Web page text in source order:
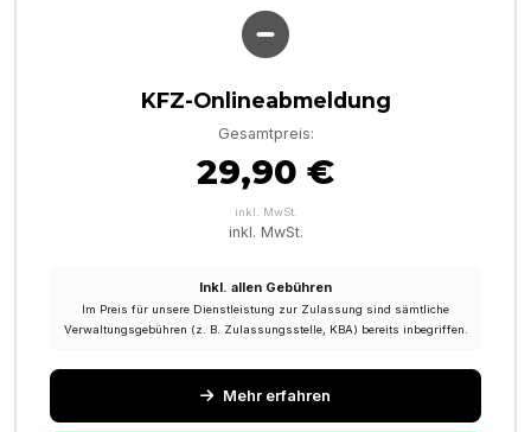
KFZ-Onlineabmeldung
Gesamtpreis:
29,90 €
inkl. MwSt.
inkl. MwSt.
Inkl. allen Gebühren
Im Preis für unsere Dienstleistung zur Zulassung sind sämtliche
Verwaltungsgebühren (z. B. Zulassungsstelle, KBA) bereits inbegriffen.
Mehr erfahren